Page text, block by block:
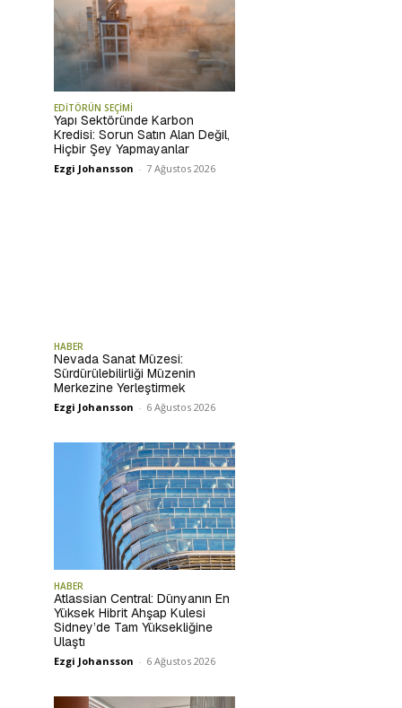
EDİTÖRÜN SEÇİMİ
Yapı Sektöründe Karbon
Kredisi: Sorun Satın Alan Değil,
Hiçbir Şey Yapmayanlar
Ezgi Johansson - 7 Ağustos 2026
HABER
Nevada Sanat Müzesi:
Sürdürülebilirliği Müzenin
Merkezine Yerleştirmek
Ezgi Johansson - 6 Ağustos 2026
HABER
Atlassian Central: Dünyanın En
Yüksek Hibrit Ahşap Kulesi
Sidney’de Tam Yüksekliğine
Ulaştı
Ezgi Johansson - 6 Ağustos 2026